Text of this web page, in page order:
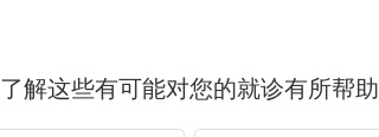
了解这些有可能对您的就诊有所帮助